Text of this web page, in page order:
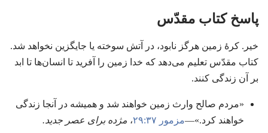
پاسخ کتاب مقدّس
خیر.‏ کرهٔ زمین هرگز نابود،‏ در آتش سوخته یا جایگزین نخواهد شد.‏
کتاب مقدّس تعلیم می‌دهد که خدا زمین را آفرید تا انسان‌ها تا ابد
بر آن زندگی کنند.‏
«مردم صالح وارث زمین خواهند شد و همیشه در آنجا زندگی
خواهند کرد.‏»—‏مزمور ۳۷:‏۲۹ ،‏ مژده برای عصر جدید.‏